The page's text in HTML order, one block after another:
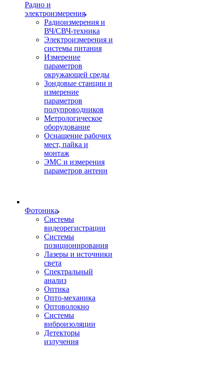
Радио и
электроизмерения
Радиоизмерения и
ВЧ/СВЧ-техника
Электроизмерения и
системы питания
Измерение
параметров
окружающей среды
Зондовые станции и
измерение
параметров
полупроводников
Метрологическое
оборудование
Оснащение рабочих
мест, пайка и
монтаж
ЭМС и измерения
параметров антенн
Фотоника
Cистемы
видеорегистрации
Системы
позиционирования
Лазеры и источники
света
Спектральный
анализ
Оптика
Опто-механика
Оптоволокно
Системы
виброизоляции
Детекторы
излучения